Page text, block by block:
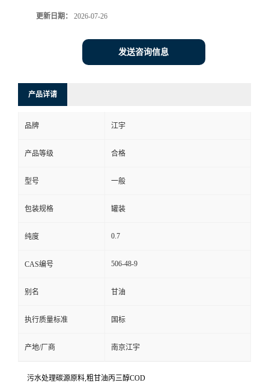
更新日期： 2026-07-26
发送咨询信息
产品详请
品牌 江宇
产品等级 合格
型号 一般
包装规格 罐装
纯度 0.7
CAS编号 506-48-9
别名 甘油
执行质量标准 国标
产地/厂商 南京江宇
污水处理碳源原料,粗甘油丙三醇COD